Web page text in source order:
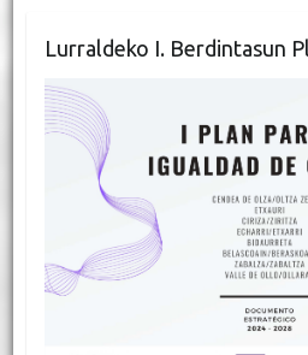
Lurraldeko I. Berdintasun